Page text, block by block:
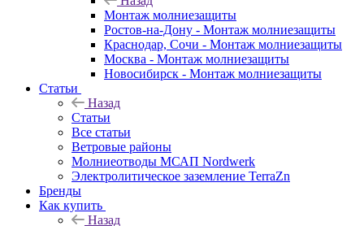
Монтаж молниезащиты
Ростов-на-Дону - Монтаж молниезащиты
Краснодар, Сочи - Монтаж молниезащиты
Москва - Монтаж молниезащиты
Новосибирск - Монтаж молниезащиты
Статьи
Назад
Статьи
Все статьи
Ветровые районы
Молниеотводы МСАП Nordwerk
Электролитическое заземление TerraZn
Бренды
Как купить
Назад